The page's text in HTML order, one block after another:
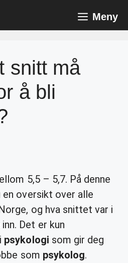
Meny
snitt må
å bli
5,5 – 5,7. På denne
oversikt over alle
og hva snittet var i
Det er kun
psykologi som gir deg
som psykolog.